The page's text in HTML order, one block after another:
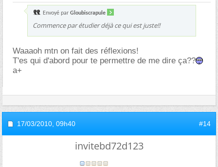
Envoyé par Gloubiscrapule
Commence par étudier déjà ce qui est juste!!
Waaaoh mtn on fait des réflexions!
T'es qui d'abord pour te permettre de me dire ça??
a+
17/03/2010, 09h40 #14
invitebd72d123